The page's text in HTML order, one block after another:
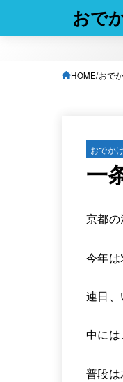
おで
HOME おで
おでか
一
京都の
今年
連日、
中に
普段